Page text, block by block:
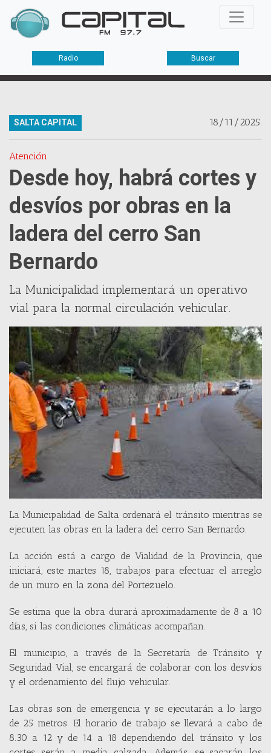
Radio Buscar
18/11/2025.
SALTA CAPITAL
Atención
Desde hoy, habrá cortes y
desvíos por obras en la
ladera del cerro San
Bernardo
La Municipalidad implementará un operativo
vial para la normal circulación vehicular.
La Municipalidad de Salta ordenará el tránsito mientras se
ejecuten las obras en la ladera del cerro San Bernardo.
La acción está a cargo de Vialidad de la Provincia, que
iniciará, este martes 18, trabajos para efectuar el arreglo
de un muro en la zona del Portezuelo.
Se estima que la obra durará aproximadamente de 8 a 10
días, si las condiciones climáticas acompañan.
El municipio, a través de la Secretaría de Tránsito y
Seguridad Vial, se encargará de colaborar con los desvíos
y el ordenamiento del flujo vehicular.
Las obras son de emergencia y se ejecutarán a lo largo
de 25 metros. El horario de trabajo se llevará a cabo de
8.30 a 12 y de 14 a 18 dependiendo del tránsito y los